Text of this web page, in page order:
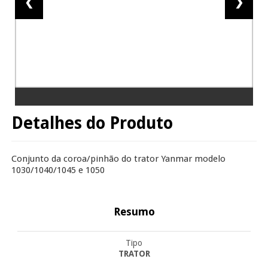
Detalhes do Produto
Conjunto da coroa/pinhão do trator Yanmar modelo
1030/1040/1045 e 1050
Resumo
Tipo
TRATOR